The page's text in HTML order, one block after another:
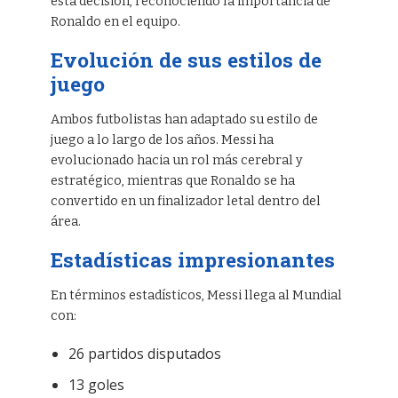
Ronaldo en el equipo.
Evolución de sus estilos de
juego
Ambos futbolistas han adaptado su estilo de
juego a lo largo de los años. Messi ha
evolucionado hacia un rol más cerebral y
estratégico, mientras que Ronaldo se ha
convertido en un finalizador letal dentro del
área.
Estadísticas impresionantes
En términos estadísticos, Messi llega al Mundial
con:
26 partidos disputados
13 goles